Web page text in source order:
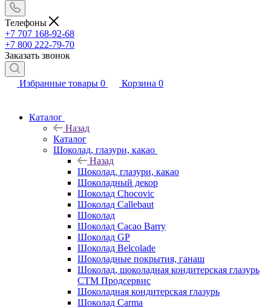
Телефоны
+7 707 168-92-68
+7 800 222-79-70
Заказать звонок
Избранные товары 0 Корзина 0
Каталог
Назад
Каталог
Шоколад, глазури, какао
Назад
Шоколад, глазури, какао
Шоколадный декор
Шоколад Chocovic
Шоколад Callebaut
Шоколад
Шоколад Cacao Barry
Шоколад GP
Шоколад Belcolade
Шоколадные покрытия, ганаш
Шоколад, шоколадная кондитерская глазурь
СТМ Продсервис
Шоколадная кондитерская глазурь
Шоколад Carma